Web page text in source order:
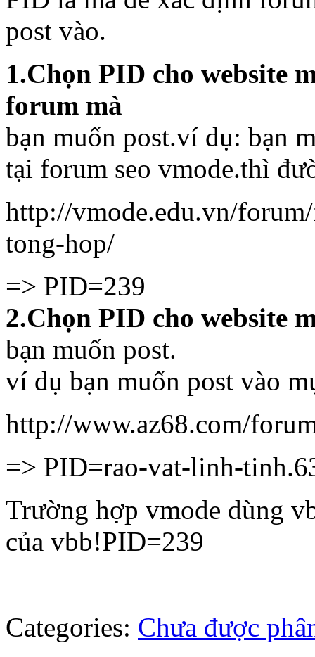
post vào.
1.Chọn PID cho website
forum mà
bạn muốn post.ví dụ: bạn
tại forum seo vmode.thì
http://vmode.edu.vn/
tong-hop/
=> PID=239
2.Chọn PID cho website
bạn muốn post.
ví dụ bạn muốn post vào
http://www.az68.com/
=> PID=rao-vat-linh-
Trường hợp vmode dùng
của vbb!PID=239
Categories: Chưa được